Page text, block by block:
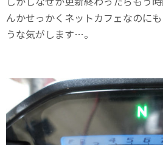
んかせっかくネットカフェなのに
うな気がします…。